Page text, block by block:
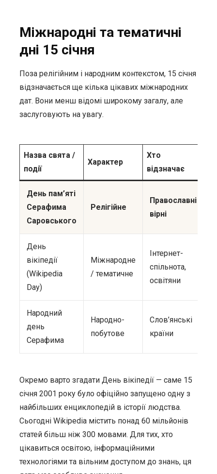
Міжнародні та тематичні
дні 15 січня
Поза релігійним і народним контекстом, 15 січня
відзначається ще кілька цікавих міжнародних
дат. Вони менш відомі широкому загалу, але
заслуговують на увагу.
Назва свята /
події
Характер
Хто
відзначає
День пам’яті
Серафима
Саровського
Релігійне
Православні
вірні
День
вікіпедії
(Wikipedia
Day)
Міжнародне
/ тематичне
Інтернет-
спільнота,
освітяни
Народний
день
Серафима
Народно-
побутове
Слов’янські
країни
Окремо варто згадати День вікіпедії — саме 15
січня 2001 року було офіційно запущено одну з
найбільших енциклопедій в історії людства.
Сьогодні Wikipedia містить понад 60 мільйонів
статей більш ніж 300 мовами. Для тих, хто
цікавиться освітою, інформаційними
технологіями та вільним доступом до знань, ця